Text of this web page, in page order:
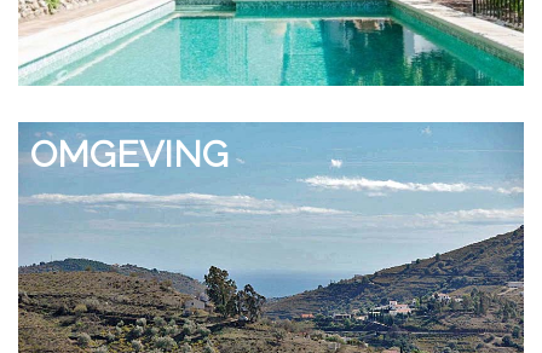
OMGEVING